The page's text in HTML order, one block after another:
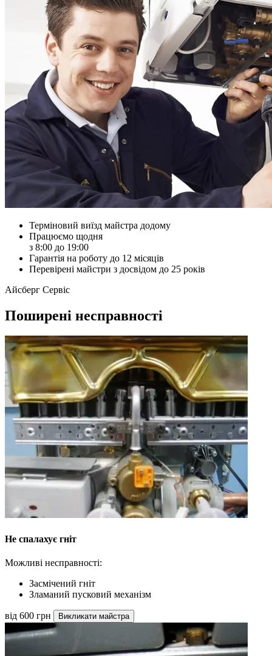
Терміновий виїзд майстра додому
Працюємо щодня
з 8:00 до 19:00
Гарантія на роботу до 12 місяців
Перевірені майстри з досвідом до 25 років
Айсберг Сервіс
Поширені несправності
Не спалахує гніт
Можливі несправності:
Засмічений гніт
Зламаний пусковий механізм
від 600 грн Викликати майстра